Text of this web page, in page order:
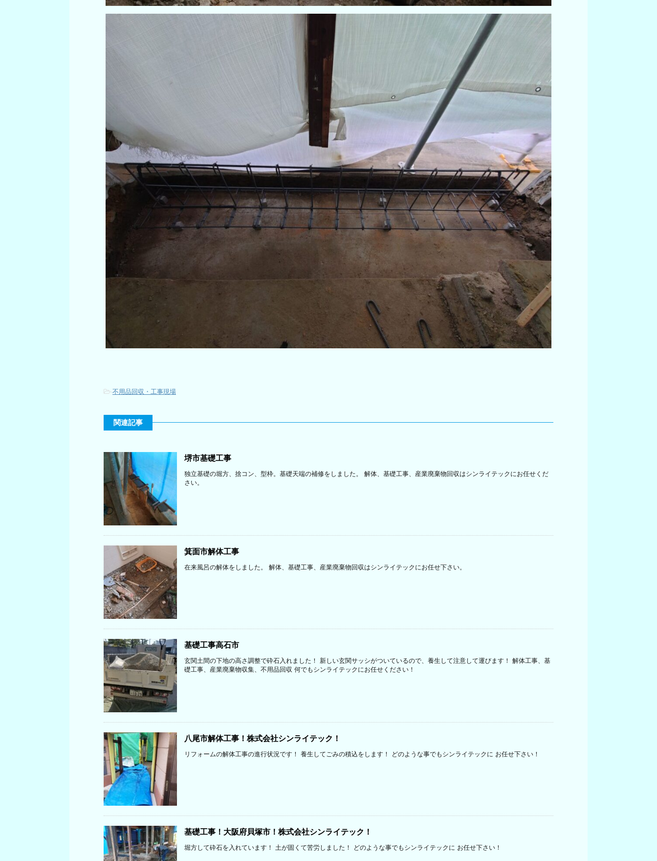
-不用品回収・工事現場
関連記事
堺市基礎工事
独立基礎の堀方、捨コン、型枠。基礎天端の補修をしました。 解体、基礎工事、産業廃棄物回収はシンライテックにお任せくだ
さい。
箕面市解体工事
在来風呂の解体をしました。 解体、基礎工事、産業廃棄物回収はシンライテックにお任せ下さい。
基礎工事高石市
玄関土間の下地の高さ調整で砕石入れました！ 新しい玄関サッシがついているので、養生して注意して運びます！ 解体工事、基
礎工事、産業廃棄物収集、不用品回収 何でもシンライテックにお任せください！
八尾市解体工事！株式会社シンライテック！
リフォームの解体工事の進行状況です！ 養生してごみの積込をします！ どのような事でもシンライテックに お任せ下さい！
基礎工事！大阪府貝塚市！株式会社シンライテック！
堀方して砕石を入れています！ 土が固くて苦労しました！ どのような事でもシンライテックに お任せ下さい！